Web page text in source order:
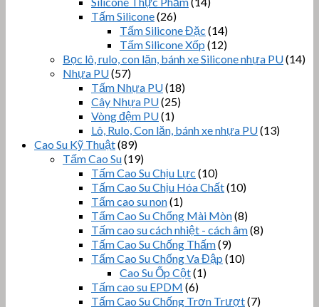
Tấm Silicone(26)
Tấm Silicone Đặc (14)
Tấm Silicone Xốp (12)
Bọc lô, rulo, con lăn, bánh xe Silicone nhựa PU(14)
Nhựa PU(57)
Tấm Nhựa PU(18)
Cây Nhựa PU(25)
Vòng đệm PU(1)
Lô, Rulo, Con lăn, bánh xe nhựa PU(13)
Cao Su Kỹ Thuật(89)
Tấm Cao Su(19)
Tấm Cao Su Chịu Lực (10)
Tấm Cao Su Chịu Hóa Chất(10)
Tấm cao su non(1)
Tấm Cao Su Chống Mài Mòn(8)
Tấm cao su cách nhiệt - cách âm(8)
Tấm Cao Su Chống Thấm(9)
Tấm Cao Su Chống Va Đập (10)
Cao Su Ốp Cột(1)
Tấm cao su EPDM (6)
Tấm Cao Su Chống Trơn Trượt(7)